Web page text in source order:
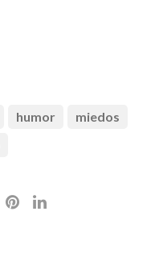
humor
miedos